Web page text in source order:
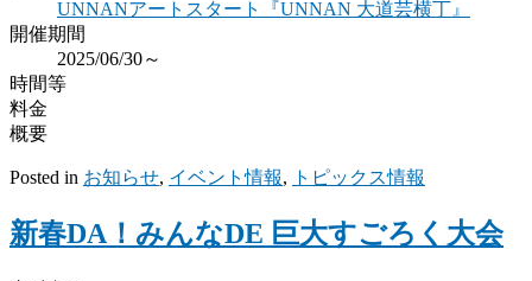
UNNANアートスタート『UNNAN 大道芸横丁』
開催期間
2025/06/30～
時間等
料金
概要
Posted in お知らせ, イベント情報, トピックス情報
新春DA！みんなDE 巨大すごろく大会